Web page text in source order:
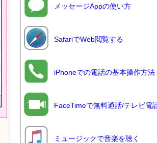
メッセージAppの使い方
SafariでWeb閲覧する
iPhoneでの電話の基本操作方法
FaceTimeで無料通話/テレビ電
ミュージックで音楽を聴く